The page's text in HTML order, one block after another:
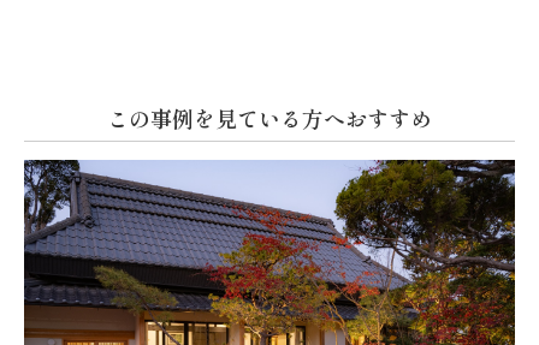
この事例を見ている方へおすすめ